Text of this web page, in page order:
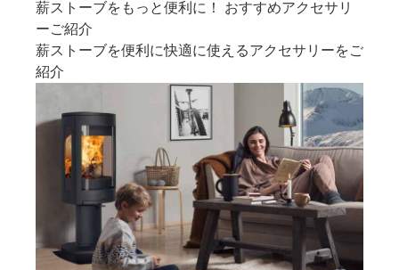
薪ストーブをもっと便利に！ おすすめアクセサリ
ーご紹介
薪ストーブを便利に快適に使えるアクセサリーをご
紹介